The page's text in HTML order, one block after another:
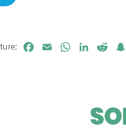
Facebook
Email WhatsAppLinkedInReddit